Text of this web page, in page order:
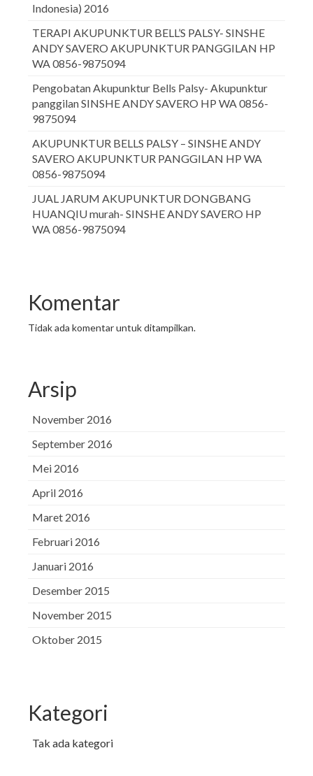
Indonesia) 2016
TERAPI AKUPUNKTUR BELL’S PALSY- SINSHE
ANDY SAVERO AKUPUNKTUR PANGGILAN HP
WA 0856-9875094
Pengobatan Akupunktur Bells Palsy- Akupunktur
panggilan SINSHE ANDY SAVERO HP WA 0856-
9875094
AKUPUNKTUR BELLS PALSY – SINSHE ANDY
SAVERO AKUPUNKTUR PANGGILAN HP WA
0856-9875094
JUAL JARUM AKUPUNKTUR DONGBANG
HUANQIU murah- SINSHE ANDY SAVERO HP
WA 0856-9875094
Komentar
Tidak ada komentar untuk ditampilkan.
Arsip
November 2016
September 2016
Mei 2016
April 2016
Maret 2016
Februari 2016
Januari 2016
Desember 2015
November 2015
Oktober 2015
Kategori
Tak ada kategori